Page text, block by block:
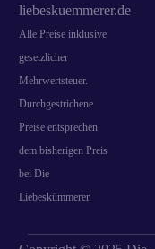
liebeskuemmerer.de
Alle Preise inklusive
gesetzlicher
Mehrwertsteuer.
Durchgestrichene
Preise entsprechen
dem bisherigen Preis
bei Die
Liebeskümmerer.